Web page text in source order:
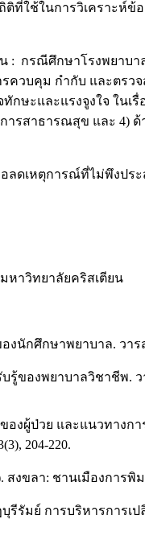
ใช้ในการวิเคราะห์ข้
: กรณีศึกษาโรงพยาบ
ควบคุม กำกับ และตรว
กษะและแรงจูงใจ ใน
รสาธารณสุข และ 4)
ดเหตุการณ์ที่ไม่พึงปร
หาวิทยาลัยคริสเตียน
กศึกษาพยาบาล. วารส
ของพยาบาลวิชาชีพ. ว
งผู้ป่วย และแนวทางก
204-220.
สงขลา: ชานเมืองการพิ
รัมย์ การบริหารการเ